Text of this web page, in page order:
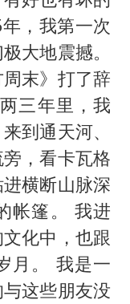
上海：台风白海豚或将带来龙卷风
全球首个长时储能一体化产业园量产
四川宜宾市高县4.9级地震致1人死亡
交易异常波动
养心是关键
烧胎被罚
好增长态势
东航：国内客票提前14天免费退改
好搭
，我第一次
大地震撼。
末》打了辞
三年里，我
到通天河、
，看卡瓦格
横断山脉深
帐篷。 我进
化中，也跟
月。 我是一
这些朋友没